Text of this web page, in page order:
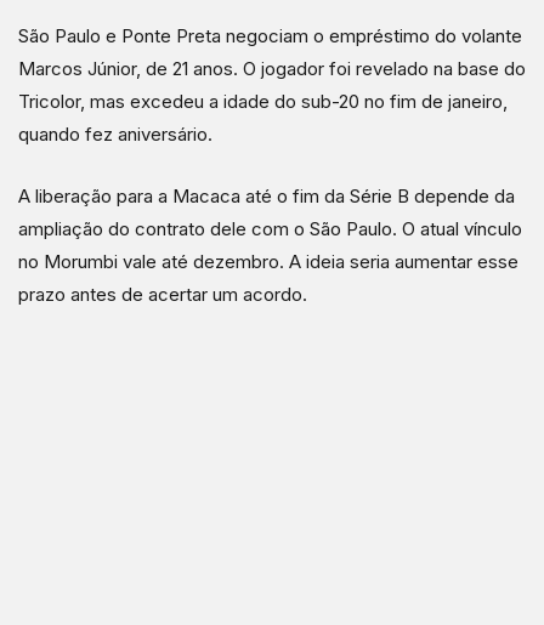
São Paulo e Ponte Preta negociam o empréstimo do volante
Marcos Júnior, de 21 anos. O jogador foi revelado na base do
Tricolor, mas excedeu a idade do sub-20 no fim de janeiro,
quando fez aniversário.
A liberação para a Macaca até o fim da Série B depende da
ampliação do contrato dele com o São Paulo. O atual vínculo
no Morumbi vale até dezembro. A ideia seria aumentar esse
prazo antes de acertar um acordo.